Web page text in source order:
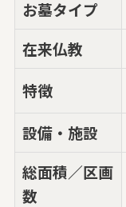
お墓タイプ
在来仏教
特徴
設備・施設
総面積／区画
数